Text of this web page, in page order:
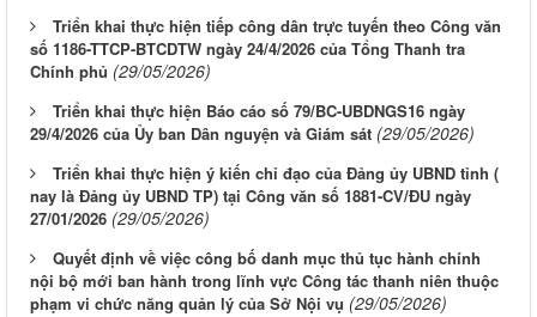
Triển khai thực hiện tiếp công dân trực tuyến theo Công văn
số 1186-TTCP-BTCDTW ngày 24/4/2026 của Tổng Thanh tra
Chính phủ (29/05/2026)
Triển khai thực hiện Báo cáo số 79/BC-UBDNGS16 ngày
29/4/2026 của Ủy ban Dân nguyện và Giám sát (29/05/2026)
Triển khai thực hiện ý kiến chỉ đạo của Đảng ủy UBND tỉnh (
nay là Đảng ủy UBND TP) tại Công văn số 1881-CV/ĐU ngày
27/01/2026 (29/05/2026)
Quyết định về việc công bố danh mục thủ tục hành chính
nội bộ mới ban hành trong lĩnh vực Công tác thanh niên thuộc
phạm vi chức năng quản lý của Sở Nội vụ (29/05/2026)